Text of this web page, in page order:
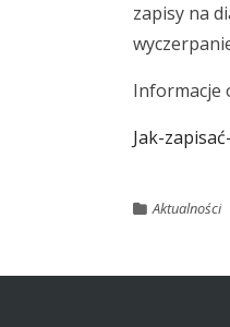
zapisy na
Informacje
Jak-
Aktualności